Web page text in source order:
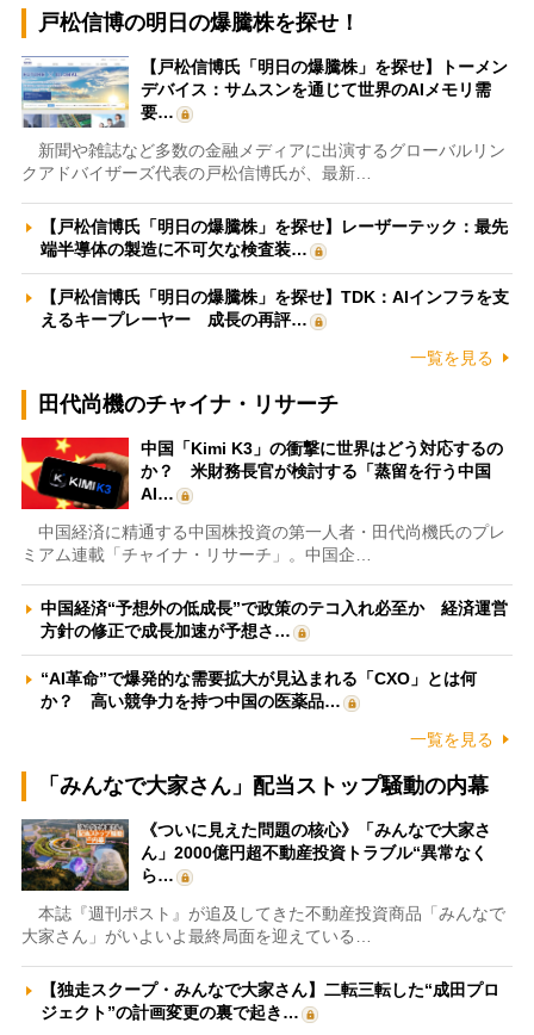
戸松信博の明日の爆騰株を探せ！
【戸松信博氏「明日の爆騰株」を探せ】トーメン
デバイス：サムスンを通じて世界のAIメモリ需
要…
新聞や雑誌など多数の金融メディアに出演するグローバルリン
クアドバイザーズ代表の戸松信博氏が、最新…
【戸松信博氏「明日の爆騰株」を探せ】レーザーテック：最先
端半導体の製造に不可欠な検査装…
【戸松信博氏「明日の爆騰株」を探せ】TDK：AIインフラを支
えるキープレーヤー 成長の再評…
一覧を見る
田代尚機のチャイナ・リサーチ
中国「Kimi K3」の衝撃に世界はどう対応するの
か？ 米財務長官が検討する「蒸留を行う中国
AI…
中国経済に精通する中国株投資の第一人者・田代尚機氏のプレ
ミアム連載「チャイナ・リサーチ」。中国企…
中国経済“予想外の低成長”で政策のテコ入れ必至か 経済運営
方針の修正で成長加速が予想さ…
“AI革命”で爆発的な需要拡大が見込まれる「CXO」とは何
か？ 高い競争力を持つ中国の医薬品…
一覧を見る
「みんなで大家さん」配当ストップ騒動の内幕
《ついに見えた問題の核心》「みんなで大家さ
ん」2000億円超不動産投資トラブル“異常なく
ら…
本誌『週刊ポスト』が追及してきた不動産投資商品「みんなで
大家さん」がいよいよ最終局面を迎えている…
【独走スクープ・みんなで大家さん】二転三転した“成田プロ
ジェクト”の計画変更の裏で起き…